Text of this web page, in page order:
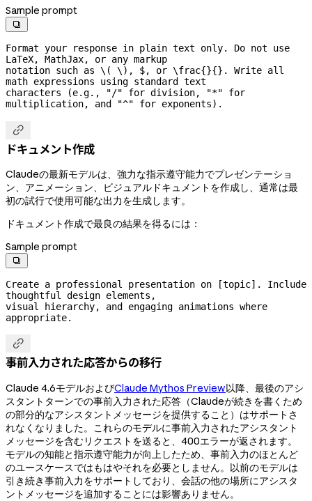
Sample prompt

Format your response in plain text only. Do not use
LaTeX, MathJax, or any markup
notation such as \( \), $, or \frac{}{}. Write all
math expressions using standard text
characters (e.g., "/" for division, "*" for
multiplication, and "^" for exponents).

ドキュメント作成
Claudeの最新モデルは、強力な指示遵守能力でプレゼンテーショ
ン、アニメーション、ビジュアルドキュメントを作成し、通常は最
初の試行で使用可能な出力を生成します。
ドキュメント作成で最良の結果を得るには：
Sample prompt

Create a professional presentation on [topic]. Include
thoughtful design elements,
visual hierarchy, and engaging animations where
appropriate.

事前入力された応答からの移行
Claude 4.6モデルおよびClaude Mythos Preview以降、最後のアシ
スタントターンでの事前入力された応答（Claudeが続きを書くため
の部分的なアシスタントメッセージを提供すること）はサポートさ
れなくなりました。これらのモデルに事前入力されたアシスタント
メッセージを含むリクエストを送ると、400エラーが返されます。
モデルの知能と指示遵守能力が向上したため、事前入力のほとんど
のユースケースではもはやそれを必要としません。以前のモデルは
引き続き事前入力をサポートしており、会話の他の場所にアシスタ
ントメッセージを追加することには影響ありません。